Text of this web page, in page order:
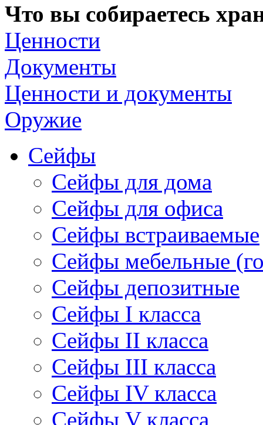
Что вы собираетесь
Ценности
Документы
Ценности и документы
Оружие
Сейфы
Сейфы для дома
Сейфы для офиса
Сейфы встраиваемые
Сейфы мебельные
Сейфы депозитные
Cейфы I класса
Сейфы II класса
Сейфы III класса
Сейфы IV класса
Сейфы V класса